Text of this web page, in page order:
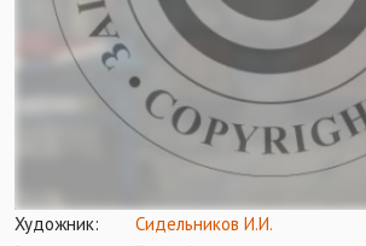
Художник:
Сидельников И.И.